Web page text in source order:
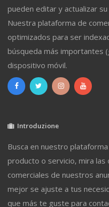
pueden editar y actualizar
Nuestra plataforma de
optimizados para ser
búsqueda más importantes
dispositivo móvil.
Introduzione
Busca en nuestro
producto o servicio, mira
comerciales de nuestros
mejor se ajuste a tus
que más te guste para